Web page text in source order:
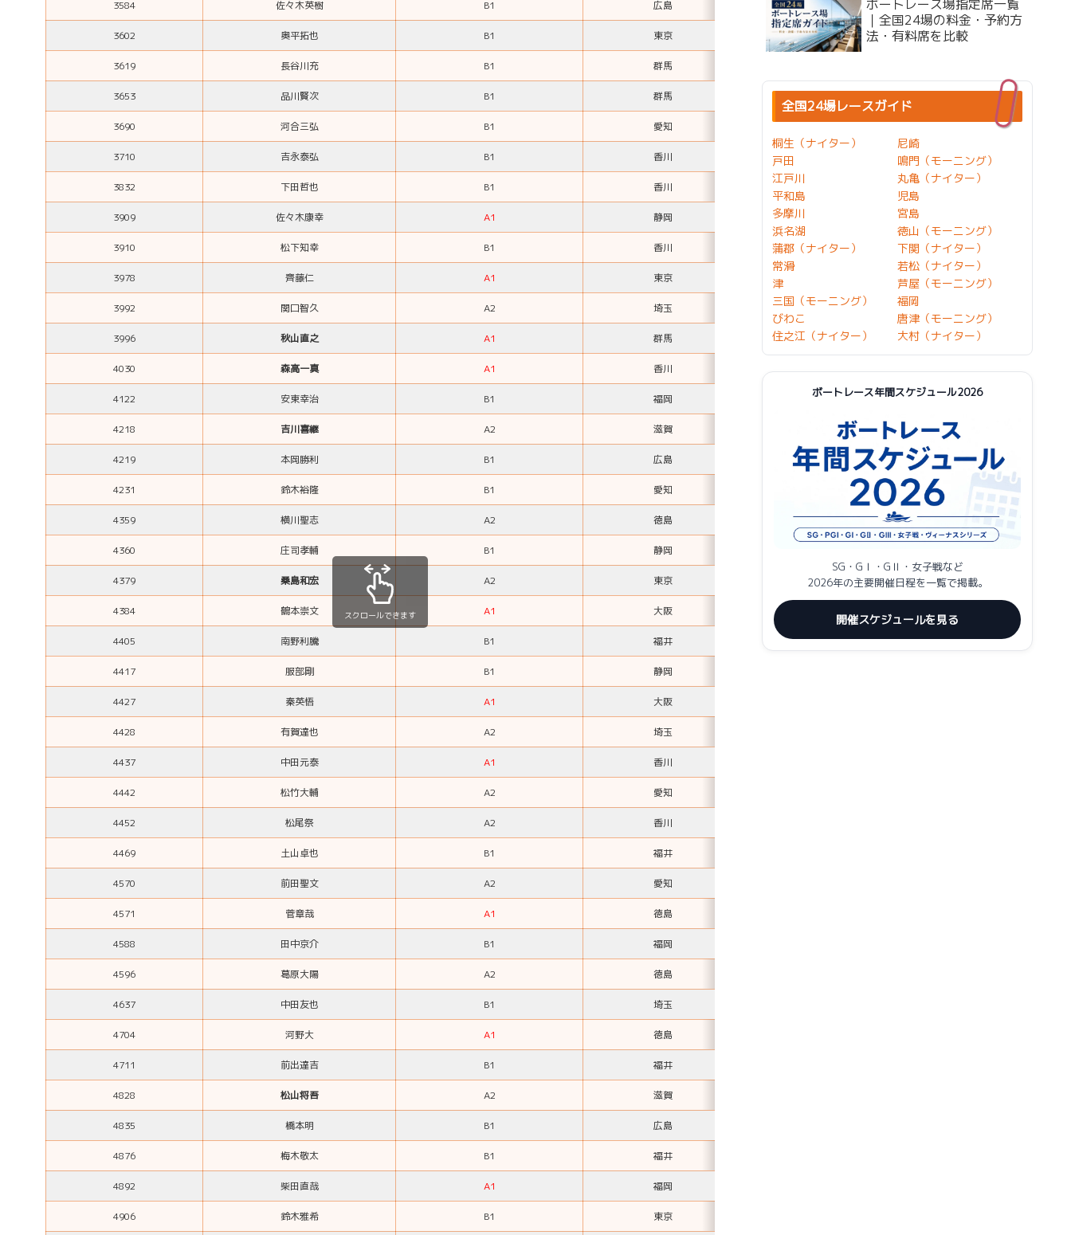
3584 佐々木英樹 B1 広島
3602 奥平拓也 B1 東京
3619 長谷川充 B1 群馬
3653 品川賢次 B1 群馬
3690 河合三弘 B1 愛知
3710 吉永泰弘 B1 香川
3832 下田哲也 B1 香川
3909 佐々木康幸 A1 静岡
3910 松下知幸 B1 香川
3978 齊藤仁 A1 東京
3992 関口智久 A2 埼玉
3996 秋山直之 A1 群馬
4030 森高一真 A1 香川
4122 安東幸治 B1 福岡
4218 吉川喜継 A2 滋賀
4219 本岡勝利 B1 広島
4231 鈴木裕隆 B1 愛知
4359 横川聖志 A2 徳島
4360 庄司孝輔 B1 静岡
4379 桑島和宏 A2 東京
4384 鶴本崇文 A1 大阪
4405 南野利騰 B1 福井
4417 服部剛 B1 静岡
4427 秦英悟 A1 大阪
4428 有賀達也 A2 埼玉
4437 中田元泰 A1 香川
4442 松竹大輔 A2 愛知
4452 松尾祭 A2 香川
4469 土山卓也 B1 福井
4570 前田聖文 A2 愛知
4571 菅章哉 A1 徳島
4588 田中京介 B1 福岡
4596 葛原大陽 A2 徳島
4637 中田友也 B1 埼玉
4704 河野大 A1 徳島
4711 前出達吉 B1 福井
4828 松山将吾 A2 滋賀
4835 橋本明 B1 広島
4876 梅木敬太 B1 福井
4892 柴田直哉 A1 福岡
4906 鈴木雅希 B1 東京
スクロールできます
ボートレース場指定席一覧
｜全国24場の料金・予約方
法・有料席を比較
全国24場レースガイド
桐生（ナイター）
戸田
江戸川
平和島
多摩川
浜名湖
蒲郡（ナイター）
常滑
津
三国（モーニング）
びわこ
住之江（ナイター）
尼崎
鳴門（モーニング）
丸亀（ナイター）
児島
宮島
徳山（モーニング）
下関（ナイター）
若松（ナイター）
芦屋（モーニング）
福岡
唐津（モーニング）
大村（ナイター）
ボートレース年間スケジュール2026
SG・GⅠ・GⅡ・女子戦など
2026年の主要開催日程を一覧で掲載。
開催スケジュールを見る